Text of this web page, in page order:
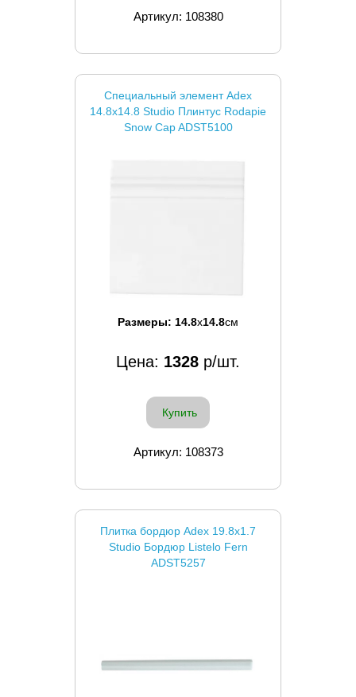
Артикул: 108380
Специальный элемент Adex
14.8x14.8 Studio Плинтус Rodapie
Snow Cap ADST5100
Размеры: 14.8x14.8см
Цена: 1328 р/шт.
Купить
Артикул: 108373
Плитка бордюр Adex 19.8x1.7
Studio Бордюр Listelo Fern
ADST5257